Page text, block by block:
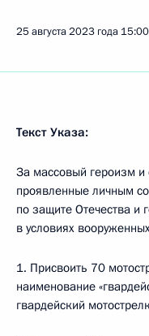
25 августа 2023 года 15:00
Текст Указа:
За массовый героизм и
проявленные личным
по защите Отечества и
в условиях
1. Присвоить 70
наименование
гвардейский